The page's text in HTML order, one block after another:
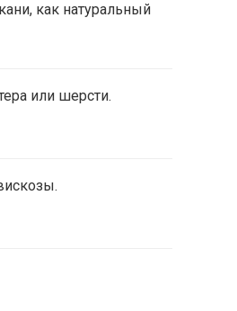
как натуральный
или шерсти.